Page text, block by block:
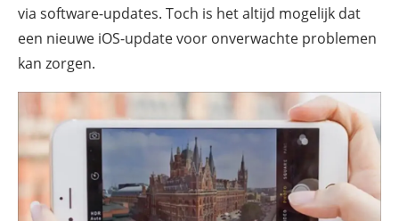
via software-updates. Toch is het altijd mogelijk dat
een nieuwe iOS-update voor onverwachte problemen
kan zorgen.